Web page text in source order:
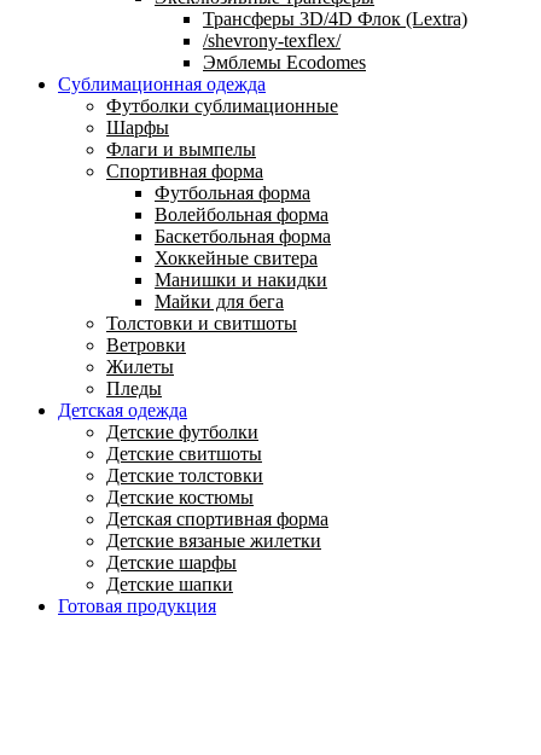
Трансферы 3D/4D Флок (Lextra)
/shevrony-texflex/
Эмблемы Ecodomes
Сублимационная одежда
Футболки сублимационные
Шарфы
Флаги и вымпелы
Спортивная форма
Футбольная форма
Волейбольная форма
Баскетбольная форма
Хоккейные свитера
Манишки и накидки
Майки для бега
Толстовки и свитшоты
Ветровки
Жилеты
Пледы
Детская одежда
Детские футболки
Детские свитшоты
Детские толстовки
Детские костюмы
Детская спортивная форма
Детские вязаные жилетки
Детские шарфы
Детские шапки
Готовая продукция